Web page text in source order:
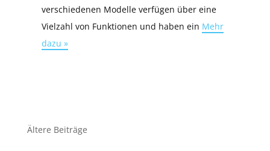
verschiedenen Modelle verfügen über eine
Vielzahl von Funktionen und haben ein Mehr
dazu »
Beitragsnavigation
Ältere Beiträge